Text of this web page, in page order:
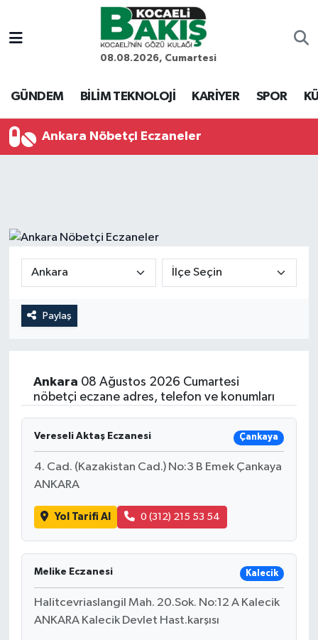
08.08.2026, Cumartesi
GÜNDEM BİLİM TEKNOLOJİ KARİYER SPOR
Ankara Nöbetçi Eczaneler
Paylaş
Ankara 08 Ağustos 2026 Cumartesi
nöbetçi eczane adres, telefon ve konumları
Vereseli Aktaş Eczanesi Çankaya
4. Cad. (Kazakistan Cad.) No:3 B Emek Çankaya
ANKARA
Yol Tarifi Al 0 (312) 215 53 54
Melike Eczanesi Kalecik
Halitcevriaslangil Mah. 20.Sok. No:12 A Kalecik
ANKARA Kalecik Devlet Hast.karşısı
Kocaeli Nöbetçi Eczaneler
Kocaeli Hava Durumu
Son Dakika Haberleri
Haber Arşivi